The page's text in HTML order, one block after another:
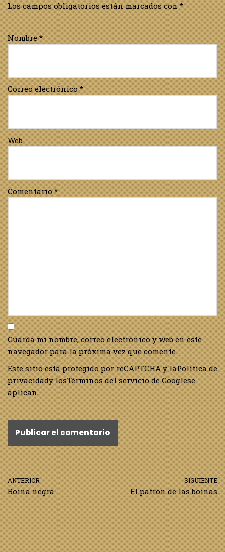
Los campos obligatorios están marcados con*
Nombre*
Correo electrónico*
Web
Comentario*
Guarda mi nombre, correo electrónico y web en este
navegador para la próxima vez que comente.
Este sitio esta protegido por reCAPTCHA y laPolítica de
privacidady losTérminos del servicio de Googlese
aplican.
ANTERIOR
Boina negra
SIGUIENTE
El patrón de las boinas